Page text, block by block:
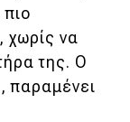
πιο
χωρίς να
της. Ο
παραμένει